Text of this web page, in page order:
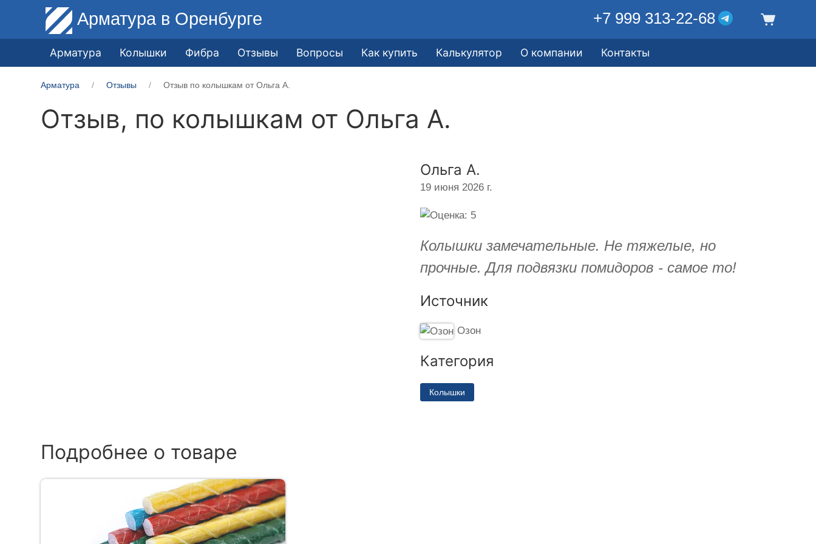
Арматура в Оренбурге +7 999 313-22-68
Арматура Колышки Фибра Отзывы Вопросы Как купить Калькулятор О компании Контакты
Арматура Отзывы Отзыв по колышкам от Ольга А.
Отзыв, по колышкам от Ольга А.
Ольга А.
19 июня 2026 г.
Колышки замечательные. Не тяжелые, но
прочные. Для подвязки помидоров - самое то!
Источник
Озон
Категория
Колышки
Подробнее о товаре